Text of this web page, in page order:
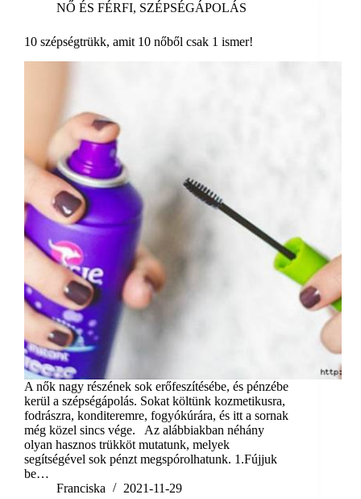
NŐ ÉS FÉRFI, SZÉPSÉGÁPOLÁS
10 szépségtrükk, amit 10 nőből csak 1 ismer!
A nők nagy részének sok erőfeszítésébe, és pénzébe
kerül a szépségápolás. Sokat költünk kozmetikusra,
fodrászra, konditeremre, fogyókúrára, és itt a sornak
még közel sincs vége. Az alábbiakban néhány
olyan hasznos trükköt mutatunk, melyek
segítségével sok pénzt megspórolhatunk. 1.Fújjuk
be…
Franciska
2021-11-29